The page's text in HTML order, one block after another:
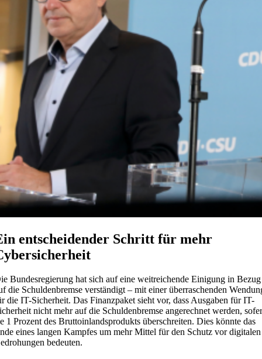
entscheidender Schritt für mehr
Bundesregierung hat sich auf eine weitreichende Einigung in Bezug
die Schuldenbremse verständigt – mit einer überraschenden
die IT-Sicherheit. Das Finanzpaket sieht vor, dass Ausgaben für IT-
nicht mehr auf die Schuldenbremse angerechnet werden,
1 Prozent des Bruttoinlandsprodukts überschreiten. Dies könnte das
eines langen Kampfes um mehr Mittel für den Schutz vor digitalen
bedeuten.